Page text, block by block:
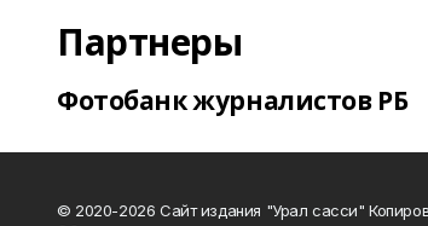
Партнеры
Фотобанк журналистов РБ
© 2020-2026 Сайт издания "Урал сасси"